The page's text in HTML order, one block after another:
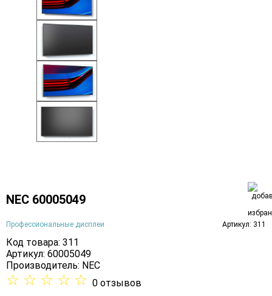
NEC 60005049
Профессиональные дисплеи Артикул: 311
Код товара: 311
Артикул: 60005049
Производитель: NEC
☆ ☆ ☆ ☆ ☆ 0 отзывов